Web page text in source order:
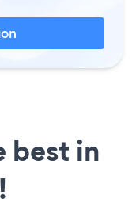
best in